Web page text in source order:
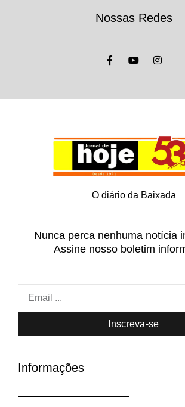
Nossas Redes
O diário da Baixada
Nunca perca nenhuma notícia
Assine nosso boletim
Inscreva-se
Informações